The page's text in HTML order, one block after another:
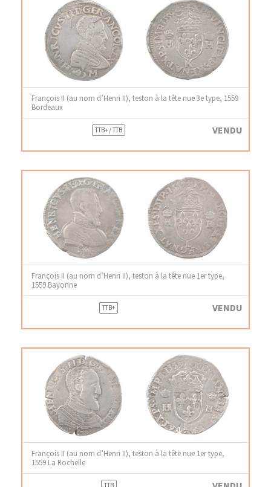
François II (au nom d’Henri II), teston à la tête nue 3e type, 1559
Bordeaux
TTB+ / TTB VENDU
François II (au nom d’Henri II), teston à la tête nue 1er type,
1559 Bayonne
TTB+ VENDU
François II (au nom d’Henri II), teston à la tête nue 1er type,
1559 La Rochelle
TTB